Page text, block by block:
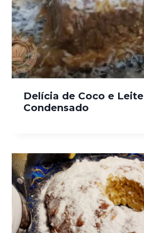
Delícia de Coco e Leite
Condensado